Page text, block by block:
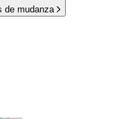
de mudanza